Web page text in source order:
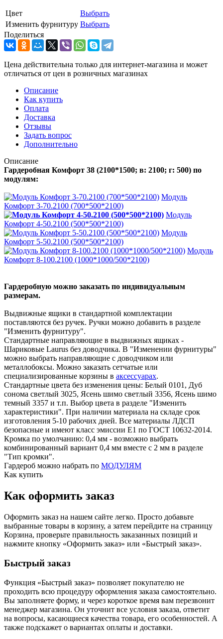
Цвет
Выбрать
Изменить фурнитуру Выбрать
Поделиться
Цена действительна только для интернет-магазина и может
отличаться от цен в розничных магазинах
Описание
Как купить
Оплата
Доставка
Отзывы
Задать вопрос
Дополнительно
Описание
Гардеробная Комфорт 38 (2100*1500; в: 2100; г: 500) по
модулям:
Модуль
Комфорт 3-70.2100 (700*500*2100)
Модуль
Комфорт 4-50.2100 (500*500*2100)
Модуль
Комфорт 5-50.2100 (500*500*2100)
Модуль
Комфорт 8-100.2100 (1000*1000/500*2100)
Гардеробную можно заказать по индивидуальным
размерам.
Выдвижные ящики в стандартной комплектации
поставляются без ручек. Ручки можно добавить в разделе
"Изменить фурнитуру".
Стандартные направляющие в выдвижных ящиках -
Шариковые Laurus без доводчика. В "Изменении фурнитуры"
можно выбрать направляющие с доводчиком или
металлобоксы. Можно заказать сетчатые или
специализированные корзины в аксессуарах.
Стандартные цвета без изменения цены: Белый 0101, Дуб
сонома светлый 3025, Ясень шимо светлый 3356, Ясень шимо
темный 3357 и т.п. Выбор цвета в разделе "Изменить
характеристики". При наличии материала на складе срок
изготовления 5-10 рабочих дней. Все материалы ЛДСП
безопасные и имеют класс эмиссии Е1 по ГОСТ 10632-2014.
Кромка по умолчанию: 0,4 мм - возможно выбрать
комбинированный вариант 0,4 мм вместе с 2 мм в разделе
"Тип кромки".
Гардероб можно набрать по МОДУЛЯМ
Как купить
Как оформить заказ
Оформить заказ на нашем сайте легко. Просто добавьте
выбранные товары в корзину, а затем перейдите на страницу
Корзина, проверьте правильность заказанных позиций и
нажмите кнопку «Оформить заказ» или «Быстрый заказ».
Быстрый заказ
Функция «Быстрый заказ» позволяет покупателю не
проходить всю процедуру оформления заказа самостоятельно.
Вы заполняете форму, и через короткое время вам перезвонит
менеджер магазина. Он уточнит все условия заказа, ответит
на вопросы, касающиеся качества товара, его особенностей. А
также подскажет о вариантах оплаты и доставки.